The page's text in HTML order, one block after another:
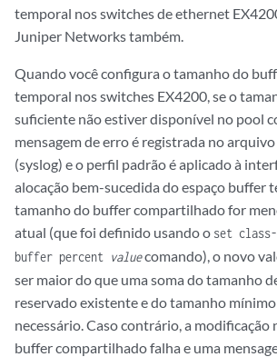
temporal nos switches de ethernet
Juniper Networks também.
Quando você configura o tamanho do
temporal nos switches EX4200, se o
suficiente não estiver disponível no pool
mensagem de erro é registrada no
(syslog) e o perfil padrão é aplicado à
alocação bem-sucedida do espaço buffer
tamanho do buffer compartilhado for
atual (que foi definido usando o set
buffer percent valuecomando), o novo
ser maior do que uma soma do tamanho
reservado existente e do tamanho
necessário. Caso contrário, a modificação
buffer compartilhado falha e uma